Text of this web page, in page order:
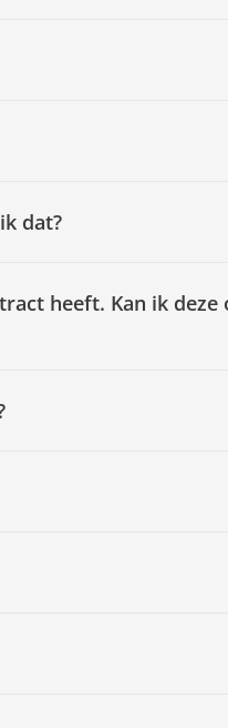
dat?
heeft. Kan ik